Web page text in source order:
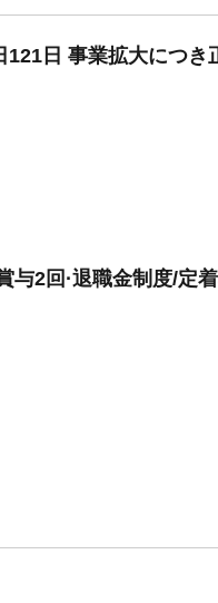
日 事業拡大につき
与2回·退職金制度/定